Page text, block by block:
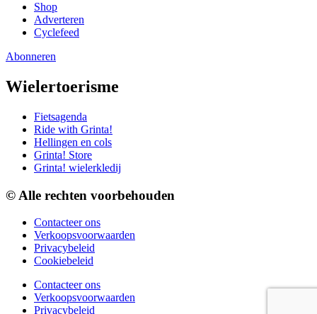
Shop
Adverteren
Cyclefeed
Abonneren
Wielertoerisme
Fietsagenda
Ride with Grinta!
Hellingen en cols
Grinta! Store
Grinta! wielerkledij
© Alle rechten voorbehouden
Contacteer ons
Verkoopsvoorwaarden
Privacybeleid
Cookiebeleid
Contacteer ons
Verkoopsvoorwaarden
Privacybeleid